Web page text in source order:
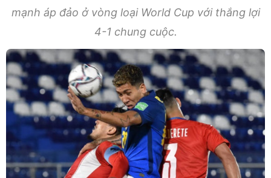
mạnh áp đảo ở vòng loại World Cup với thắng lợi
4-1 chung cuộc.